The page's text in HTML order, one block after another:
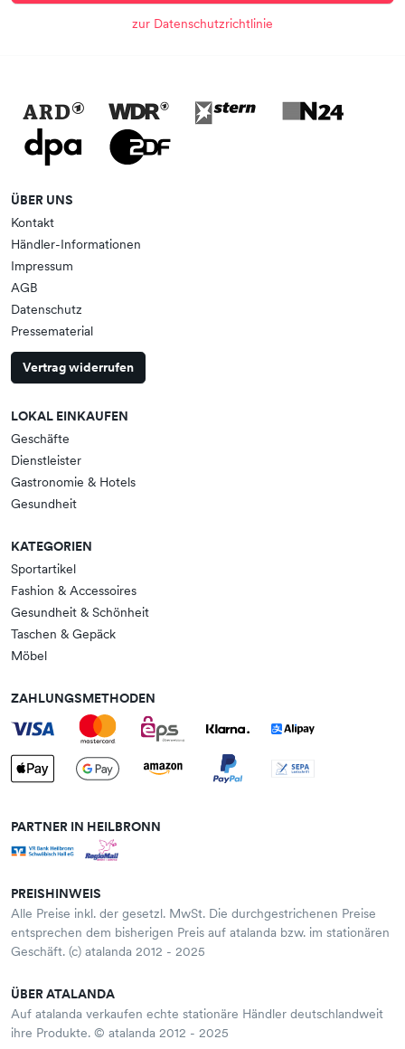
zur Datenschutzrichtlinie
ÜBER UNS
Kontakt
Händler-Informationen
Impressum
AGB
Datenschutz
Pressematerial
Vertrag widerrufen
LOKAL EINKAUFEN
Geschäfte
Dienstleister
Gastronomie & Hotels
Gesundheit
KATEGORIEN
Sportartikel
Fashion & Accessoires
Gesundheit & Schönheit
Taschen & Gepäck
Möbel
ZAHLUNGSMETHODEN
PARTNER IN HEILBRONN
PREISHINWEIS
Alle Preise inkl. der gesetzl. MwSt. Die durchgestrichenen Preise
entsprechen dem bisherigen Preis auf atalanda bzw. im stationären
Geschäft. (c) atalanda 2012 - 2025
ÜBER ATALANDA
Auf atalanda verkaufen echte stationäre Händler deutschlandweit
ihre Produkte. © atalanda 2012 - 2025